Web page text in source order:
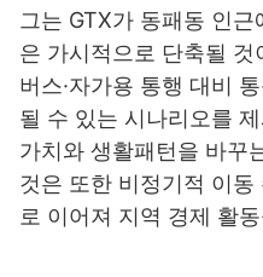
그는 GTX가 동패동 인
은 가시적으로 단축될
버스·자가용 통행 대비
될 수 있는 시나리오를
가치와 생활패턴을 바꾸
것은 또한 비정기적 이동
로 이어져 지역 경제 활